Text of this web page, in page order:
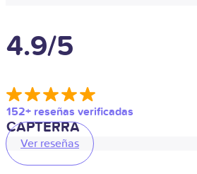
4.9/5
152+ reseñas verificadas
CAPTERRA
Ver reseñas